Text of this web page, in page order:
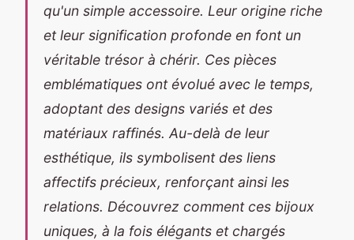
qu'un simple accessoire. Leur origine riche
et leur signification profonde en font un
véritable trésor à chérir. Ces pièces
emblématiques ont évolué avec le temps,
adoptant des designs variés et des
matériaux raffinés. Au-delà de leur
esthétique, ils symbolisent des liens
affectifs précieux, renforçant ainsi les
relations. Découvrez comment ces bijoux
uniques, à la fois élégants et chargés